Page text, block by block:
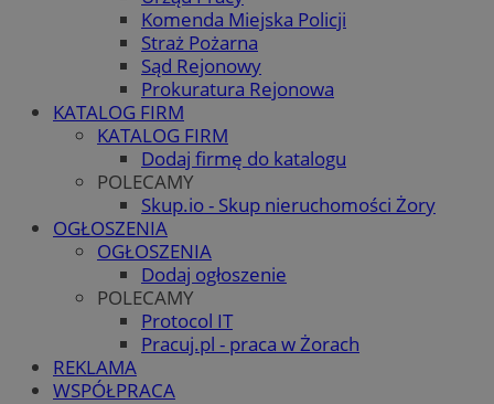
Komenda Miejska Policji
Straż Pożarna
Sąd Rejonowy
Prokuratura Rejonowa
KATALOG FIRM
KATALOG FIRM
Dodaj firmę do katalogu
POLECAMY
Skup.io - Skup nieruchomości Żory
OGŁOSZENIA
OGŁOSZENIA
Dodaj ogłoszenie
POLECAMY
Protocol IT
Pracuj.pl - praca w Żorach
REKLAMA
WSPÓŁPRACA